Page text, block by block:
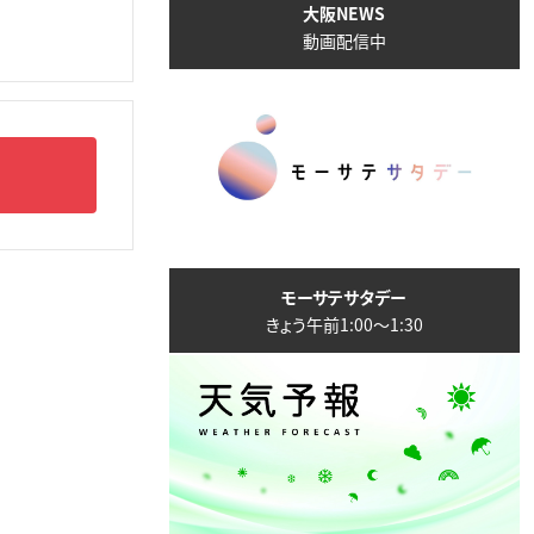
大阪NEWS
動画配信中
モーサテサタデー
きょう午前1:00〜1:30